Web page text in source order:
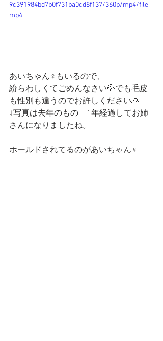
9c391984bd7b0f731ba0cd8f137/360p/mp4/file.
mp4
あいちゃん♀もいるので、
紛らわしくてごめんなさい💦でも毛皮
も性別も違うのでお許しください🙏
↓写真は去年のもの　1年経過してお姉
さんになりましたね。
ホールドされてるのがあいちゃん♀